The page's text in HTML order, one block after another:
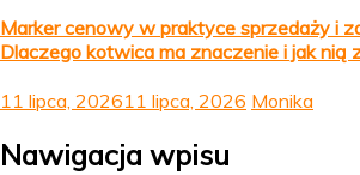
Marker cenowy w praktyce sprzedaży i
Dlaczego kotwica ma znaczenie i jak nią
11 lipca, 202611 lipca, 2026 Monika
Nawigacja wpisu